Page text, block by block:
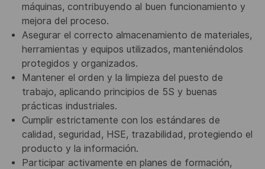
máquinas, contribuyendo al buen funcionamiento y
mejora del proceso.
Asegurar el correcto almacenamiento de materiales,
herramientas y equipos utilizados, manteniéndolos
protegidos y organizados.
Mantener el orden y la limpieza del puesto de
trabajo, aplicando principios de 5S y buenas
prácticas industriales.
Cumplir estrictamente con los estándares de
calidad, seguridad, HSE, trazabilidad, protegiendo el
producto y la información.
Participar activamente en planes de formación,